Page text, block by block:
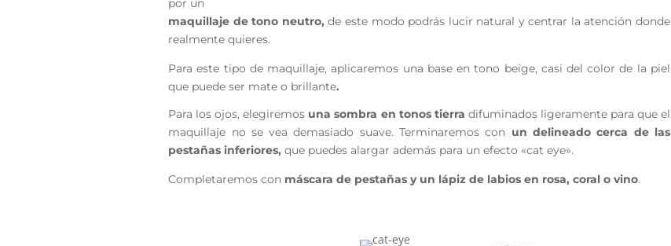
por un
maquillaje de tono neutro,de este modo podrás lucir natural y centrar la atención donde
realmente quieres.
Para este tipo de maquillaje, aplicaremos una base en tono beige, casi del color de la piel
que puede ser mate o brillante.
Para los ojos, elegiremos una sombra en tonos tierra difuminados ligeramente para que el
maquillaje no se vea demasiado suave. Terminaremos con un delineado cerca de las
pestañas inferiores, que puedes alargar además para un efecto «cat eye».
Completaremos con máscara de pestañas y un lápiz de labios en rosa, coral o vino.